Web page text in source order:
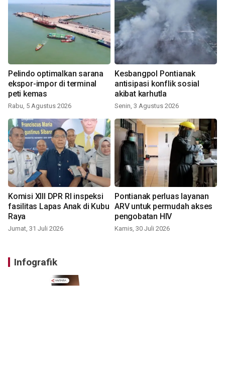
Pelindo optimalkan sarana
ekspor-impor di terminal
peti kemas
Rabu, 5 Agustus 2026
Kesbangpol Pontianak
antisipasi konflik sosial
akibat karhutla
Senin, 3 Agustus 2026
Komisi XIII DPR RI inspeksi
fasilitas Lapas Anak di Kubu
Raya
Jumat, 31 Juli 2026
Pontianak perluas layanan
ARV untuk permudah akses
pengobatan HIV
Kamis, 30 Juli 2026
Infografik